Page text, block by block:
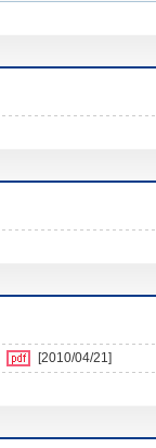
[2010/04/21]